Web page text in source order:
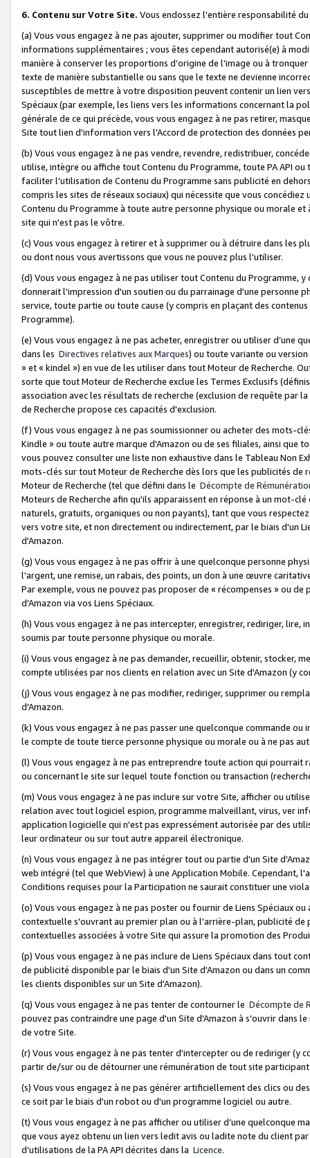
6. Contenu sur Votre Site. Vous endossez l'entière responsabilité
(a) Vous vous engagez à ne pas ajouter, supprimer ou modifier tout
informations supplémentaires ; vous êtes cependant autorisé(e) à
manière à conserver les proportions d’origine de l’image ou à
texte de manière substantielle ou sans que le texte ne devienne
susceptibles de mettre à votre disposition peuvent contenir un lien
Spéciaux (par exemple, les liens vers les informations concernant la
générale de ce qui précède, vous vous engagez à ne pas retirer,
Site tout lien d'information vers l'Accord de protection des données
(b) Vous vous engagez à ne pas vendre, revendre, redistribuer,
utilise, intègre ou affiche tout Contenu du Programme, toute PA API
faciliter l'utilisation de Contenu du Programme sans publicité en
compris les sites de réseaux sociaux) qui nécessite que vous
Contenu du Programme à toute autre personne physique ou morale
site qui n'est pas le vôtre.
(c) Vous vous engagez à retirer et à supprimer ou à détruire dans les
ou dont nous vous avertissons que vous ne pouvez plus l'utiliser.
(d) Vous vous engagez à ne pas utiliser tout Contenu du Programme,
donnerait l'impression d'un soutien ou du parrainage d'une personne
service, toute partie ou toute cause (y compris en plaçant des
Programme).
(e) Vous vous engagez à ne pas acheter, enregistrer ou utiliser d’une
dans les Directives relatives aux Marques) ou toute variante ou
» et « kindel ») en vue de les utiliser dans tout Moteur de Recherche.
sorte que tout Moteur de Recherche exclue les Termes Exclusifs
association avec les résultats de recherche (exclusion de requête
de Recherche propose ces capacités d'exclusion.
(f) Vous vous engagez à ne pas soumissionner ou acheter des mots-
Kindle » ou toute autre marque d'Amazon ou de ses filiales, ainsi que
vous pouvez consulter une liste non exhaustive dans le Tableau Non
mots-clés sur tout Moteur de Recherche dès lors que les publicités de
Moteur de Recherche (tel que défini dans le Décompte de
Moteurs de Recherche afin qu'ils apparaissent en réponse à un mot-
naturels, gratuits, organiques ou non payants), tant que vous
vers votre site, et non directement ou indirectement, par le biais d'un
d'Amazon.
(g) Vous vous engagez à ne pas offrir à une quelconque personne
l'argent, une remise, un rabais, des points, un don à une œuvre
Par exemple, vous ne pouvez pas proposer de « récompenses » ou
d'Amazon via vos Liens Spéciaux.
(h) Vous vous engagez à ne pas intercepter, enregistrer, rediriger,
soumis par toute personne physique ou morale.
(i) Vous vous engagez à ne pas demander, recueillir, obtenir, stocker,
compte utilisées par nos clients en relation avec un Site d'Amazon (y
(j) Vous vous engagez à ne pas modifier, rediriger, supprimer ou
d'Amazon.
(k) Vous vous engagez à ne pas passer une quelconque commande
le compte de toute tierce personne physique ou morale ou à ne pas
(l) Vous vous engagez à ne pas entreprendre toute action qui
ou concernant le site sur lequel toute fonction ou transaction
(m) Vous vous engagez à ne pas inclure sur votre Site, afficher ou
relation avec tout logiciel espion, programme malveillant, virus, ver
application logicielle qui n'est pas expressément autorisée par des
leur ordinateur ou sur tout autre appareil électronique.
(n) Vous vous engagez à ne pas intégrer tout ou partie d'un Site
web intégré (tel que WebView) à une Application Mobile. Cependant,
Conditions requises pour la Participation ne saurait constituer une
(o) Vous vous engagez à ne pas poster ou fournir de Liens Spéciaux
contextuelle s'ouvrant au premier plan ou à l'arrière-plan, publicité
contextuelles associées à votre Site qui assure la promotion des
(p) Vous vous engagez à ne pas inclure de Liens Spéciaux dans tout
de publicité disponible par le biais d'un Site d'Amazon ou dans un
les clients disponibles sur un Site d'Amazon).
(q) Vous vous engagez à ne pas tenter de contourner le Décompte de
pouvez pas contraindre une page d'un Site d'Amazon à s'ouvrir dans
de votre Site.
(r) Vous vous engagez à ne pas tenter d'intercepter ou de rediriger
partir de/sur ou de détourner une rémunération de tout site
(s) Vous vous engagez à ne pas générer artificiellement des clics ou
ce soit par le biais d'un robot ou d'un programme logiciel ou autre.
(t) Vous vous engagez à ne pas afficher ou utiliser d’une quelconque
que vous ayez obtenu un lien vers ledit avis ou ladite note du client
d’utilisations de la PA API décrites dans la Licence.